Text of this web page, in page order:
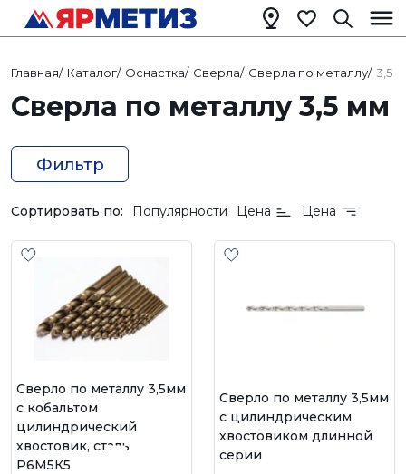
Главная/ Каталог/ Оснастка/ Сверла/ Сверла по металлу/ 3,5
Сверла по металлу 3,5 мм
Фильтр
Сортировать по: Популярности Цена Цена
Сверло по металлу 3,5мм
с кобальтом
цилиндрический
хвостовик, сталь
Р6М5К5
Сверло по металлу 3,5мм
с цилиндрическим
хвостовиком длинной
серии